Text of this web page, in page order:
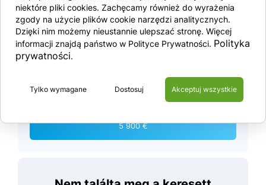
Víztartály 15000l
5 900 €
niektóre pliki cookies. Zachęcamy również do wyrażenia
zgody na użycie plików cookie narzędzi analitycznych.
Dzięki nim możemy nieustannie ulepszać stronę. Więcej
informacji znajdą państwo w Polityce Prywatności. Polityka
prywatności.
Dostosuj
Tylko wymagane Akceptuj wszystkie